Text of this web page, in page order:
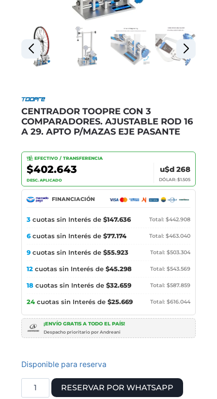
CENTRADOR TOOPRE CON 3
COMPARADORES. AJUSTABLE ROD 16
A 29. APTO P/MAZAS EJE PASANTE
EFECTIVO / TRANSFERENCIA
$402.643
DESC. APLICADO
u$d 268
DÓLAR: $1.505
FINANCIACIÓN
3 cuotas sin Interés de $147.636 Total: $442.908
6cuotas sin Interés de $77.174 Total: $463.040
9 cuotas sin Interés de $55.923 Total: $503.304
12 cuotas sin Interés de $45.298 Total: $543.569
18 cuotas sin Interés de $32.659 Total: $587.859
24 cuotas sin Interés de $25.669 Total: $616.044
¡ENVÍO GRATIS A TODO EL PAÍS!
Despacho prioritario por Andreani
Disponible para reserva
RESERVAR POR WHATSAPP